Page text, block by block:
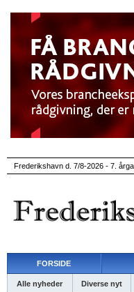
Frederikshavn d. 7/8-2026 - 7.
FORSIDE
Alle nyheder Diverse nyt